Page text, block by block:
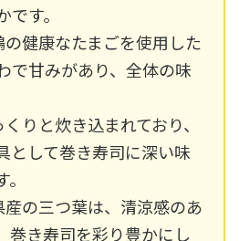
す。
健康なたまごを使用した
で甘みがあり、全体の味
りと炊き込まれており、
として巻き寿司に深い味
の三つ葉は、清涼感のあ
巻き寿司を彩り豊かにし